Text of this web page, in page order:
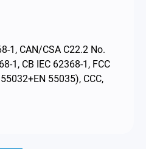
1, CAN/CSA C22.2 No.
1, CB IEC 62368-1, FCC
55035), CCC,